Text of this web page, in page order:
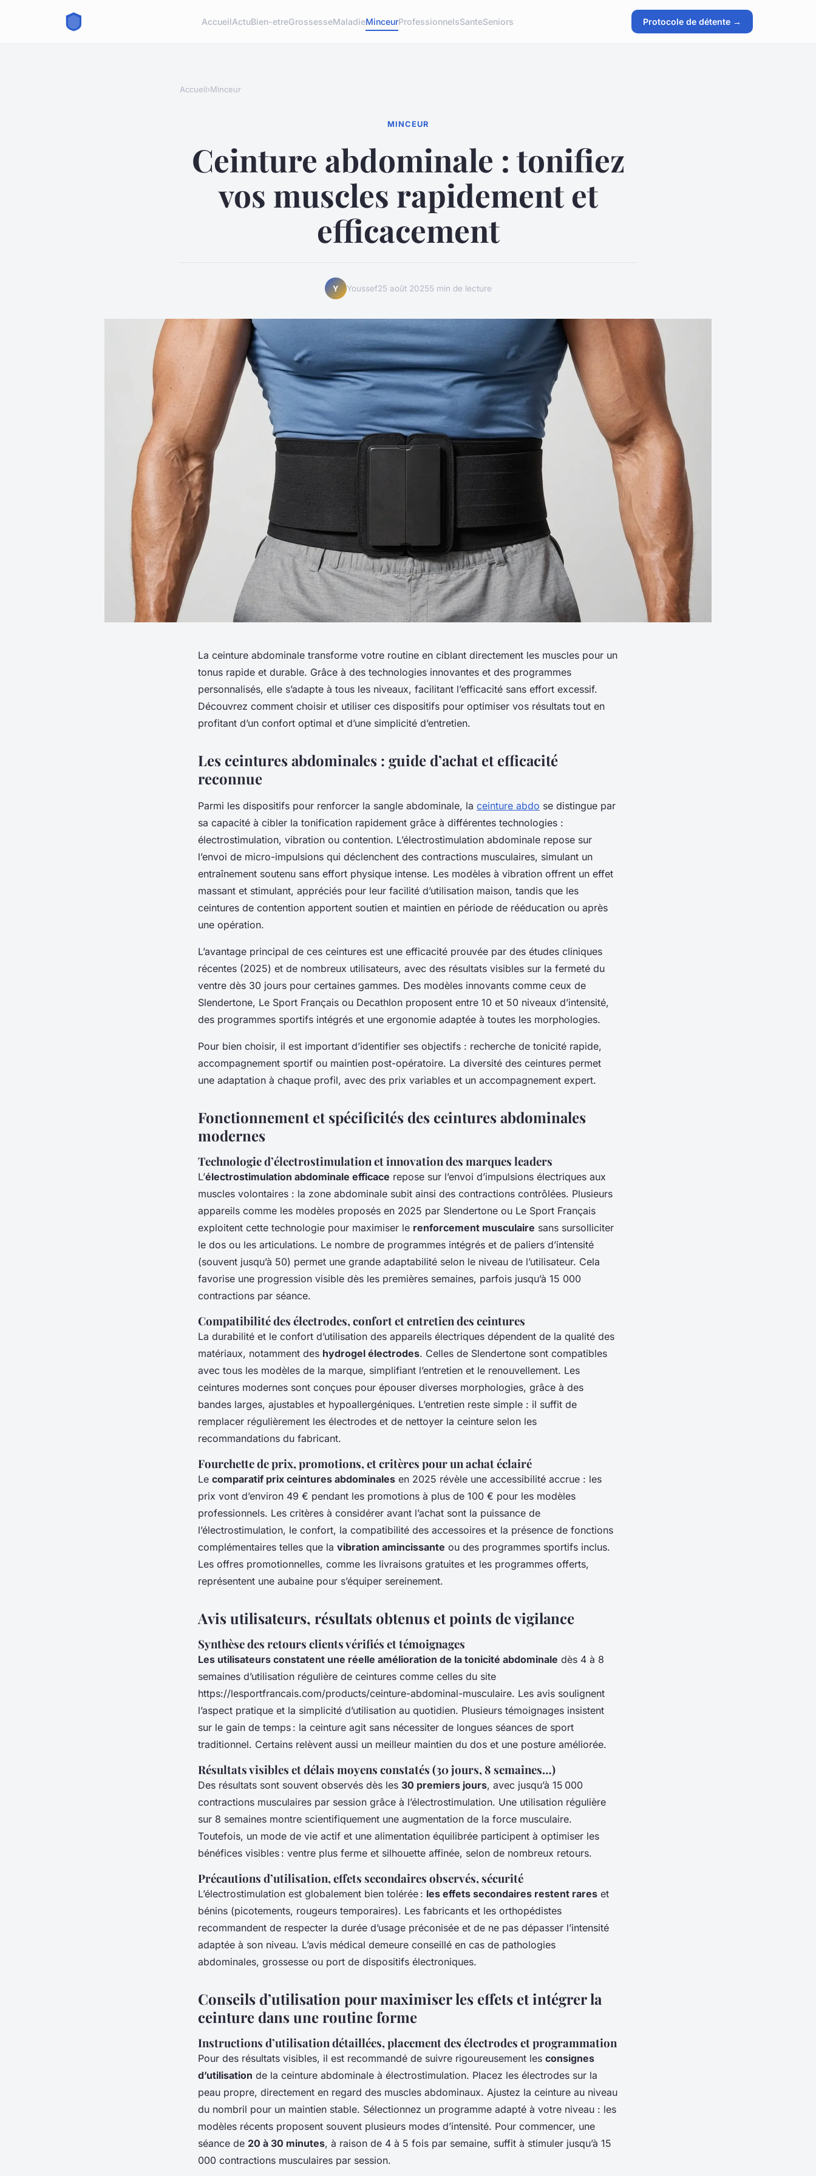
AccueilActuBien-etreGrossesseMaladieMinceurProfessionnelsSanteSeniors Protocole de détente →
Accueil›Minceur
MINCEUR
Ceinture abdominale : tonifiez
vos muscles rapidement et
efficacement
Y Youssef25 août 20255 min de lecture
La ceinture abdominale transforme votre routine en ciblant directement les muscles pour un
tonus rapide et durable. Grâce à des technologies innovantes et des programmes
personnalisés, elle s’adapte à tous les niveaux, facilitant l’efficacité sans effort excessif.
Découvrez comment choisir et utiliser ces dispositifs pour optimiser vos résultats tout en
profitant d’un confort optimal et d’une simplicité d’entretien.
Les ceintures abdominales : guide d’achat et efficacité
reconnue
Parmi les dispositifs pour renforcer la sangle abdominale, la ceinture abdo se distingue par
sa capacité à cibler la tonification rapidement grâce à différentes technologies :
électrostimulation, vibration ou contention. L’électrostimulation abdominale repose sur
l’envoi de micro-impulsions qui déclenchent des contractions musculaires, simulant un
entraînement soutenu sans effort physique intense. Les modèles à vibration offrent un effet
massant et stimulant, appréciés pour leur facilité d’utilisation maison, tandis que les
ceintures de contention apportent soutien et maintien en période de rééducation ou après
une opération.
L’avantage principal de ces ceintures est une efficacité prouvée par des études cliniques
récentes (2025) et de nombreux utilisateurs, avec des résultats visibles sur la fermeté du
ventre dès 30 jours pour certaines gammes. Des modèles innovants comme ceux de
Slendertone, Le Sport Français ou Decathlon proposent entre 10 et 50 niveaux d’intensité,
des programmes sportifs intégrés et une ergonomie adaptée à toutes les morphologies.
Pour bien choisir, il est important d’identifier ses objectifs : recherche de tonicité rapide,
accompagnement sportif ou maintien post-opératoire. La diversité des ceintures permet
une adaptation à chaque profil, avec des prix variables et un accompagnement expert.
Fonctionnement et spécificités des ceintures abdominales
modernes
Technologie d’électrostimulation et innovation des marques leaders
L’électrostimulation abdominale efficace repose sur l’envoi d’impulsions électriques aux
muscles volontaires : la zone abdominale subit ainsi des contractions contrôlées. Plusieurs
appareils comme les modèles proposés en 2025 par Slendertone ou Le Sport Français
exploitent cette technologie pour maximiser le renforcement musculaire sans sursolliciter
le dos ou les articulations. Le nombre de programmes intégrés et de paliers d’intensité
(souvent jusqu’à 50) permet une grande adaptabilité selon le niveau de l’utilisateur. Cela
favorise une progression visible dès les premières semaines, parfois jusqu’à 15 000
contractions par séance.
Compatibilité des électrodes, confort et entretien des ceintures
La durabilité et le confort d’utilisation des appareils électriques dépendent de la qualité des
matériaux, notamment des hydrogel électrodes. Celles de Slendertone sont compatibles
avec tous les modèles de la marque, simplifiant l’entretien et le renouvellement. Les
ceintures modernes sont conçues pour épouser diverses morphologies, grâce à des
bandes larges, ajustables et hypoallergéniques. L’entretien reste simple : il suffit de
remplacer régulièrement les électrodes et de nettoyer la ceinture selon les
recommandations du fabricant.
Fourchette de prix, promotions, et critères pour un achat éclairé
Le comparatif prix ceintures abdominales en 2025 révèle une accessibilité accrue : les
prix vont d’environ 49 € pendant les promotions à plus de 100 € pour les modèles
professionnels. Les critères à considérer avant l’achat sont la puissance de
l’électrostimulation, le confort, la compatibilité des accessoires et la présence de fonctions
complémentaires telles que la vibration amincissante ou des programmes sportifs inclus.
Les offres promotionnelles, comme les livraisons gratuites et les programmes offerts,
représentent une aubaine pour s’équiper sereinement.
Avis utilisateurs, résultats obtenus et points de vigilance
Synthèse des retours clients vérifiés et témoignages
Les utilisateurs constatent une réelle amélioration de la tonicité abdominale dès 4 à 8
semaines d’utilisation régulière de ceintures comme celles du site
https://lesportfrancais.com/products/ceinture-abdominal-musculaire. Les avis soulignent
l’aspect pratique et la simplicité d’utilisation au quotidien. Plusieurs témoignages insistent
sur le gain de temps : la ceinture agit sans nécessiter de longues séances de sport
traditionnel. Certains relèvent aussi un meilleur maintien du dos et une posture améliorée.
Résultats visibles et délais moyens constatés (30 jours, 8 semaines…)
Des résultats sont souvent observés dès les 30 premiers jours, avec jusqu’à 15 000
contractions musculaires par session grâce à l’électrostimulation. Une utilisation régulière
sur 8 semaines montre scientifiquement une augmentation de la force musculaire.
Toutefois, un mode de vie actif et une alimentation équilibrée participent à optimiser les
bénéfices visibles : ventre plus ferme et silhouette affinée, selon de nombreux retours.
Précautions d’utilisation, effets secondaires observés, sécurité
L’électrostimulation est globalement bien tolérée : les effets secondaires restent rares et
bénins (picotements, rougeurs temporaires). Les fabricants et les orthopédistes
recommandent de respecter la durée d’usage préconisée et de ne pas dépasser l’intensité
adaptée à son niveau. L’avis médical demeure conseillé en cas de pathologies
abdominales, grossesse ou port de dispositifs électroniques.
Conseils d’utilisation pour maximiser les effets et intégrer la
ceinture dans une routine forme
Instructions d’utilisation détaillées, placement des électrodes et programmation
Pour des résultats visibles, il est recommandé de suivre rigoureusement les consignes
d’utilisation de la ceinture abdominale à électrostimulation. Placez les électrodes sur la
peau propre, directement en regard des muscles abdominaux. Ajustez la ceinture au niveau
du nombril pour un maintien stable. Sélectionnez un programme adapté à votre niveau : les
modèles récents proposent souvent plusieurs modes d’intensité. Pour commencer, une
séance de 20 à 30 minutes, à raison de 4 à 5 fois par semaine, suffit à stimuler jusqu’à 15
000 contractions musculaires par session.